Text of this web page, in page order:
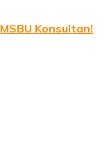
MSBU Konsultan!